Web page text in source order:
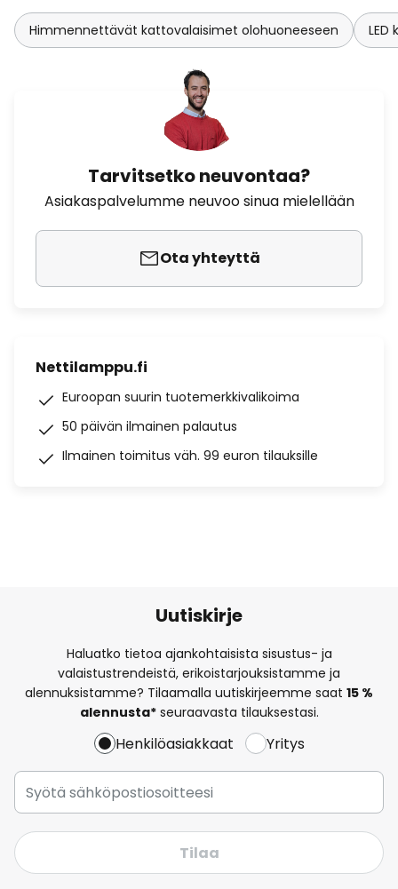
Himmennettävät kattovalaisimet olohuoneeseen
Tarvitsetko neuvontaa?
Asiakaspalvelumme neuvoo sinua mielellään
Ota yhteyttä
Nettilamppu.fi
Euroopan suurin tuotemerkkivalikoima
50 päivän ilmainen palautus
Ilmainen toimitus väh. 99 euron tilauksille
Uutiskirje
Haluatko tietoa ajankohtaisista sisustus- ja
valaistustrendeistä, erikoistarjouksistamme ja
alennuksistamme? Tilaamalla uutiskirjeemme saat 15 %
alennusta*seuraavasta tilauksestasi.
Henkilöasiakkaat Yritys
Tilaa